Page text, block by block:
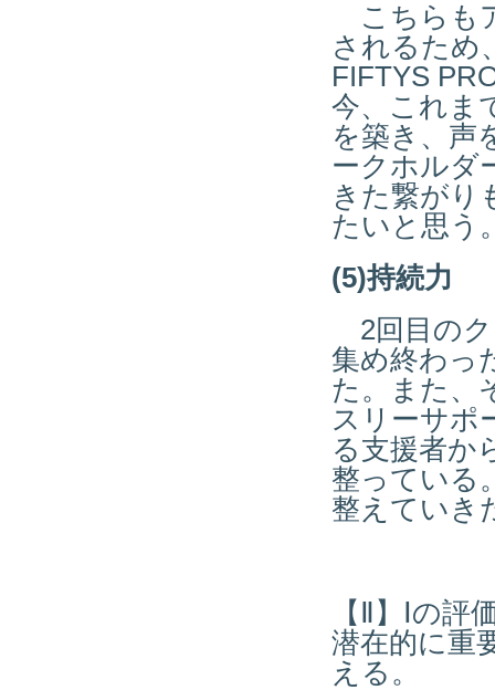
こちらも
されるため
FIFTYS
今、これま
を築き、声
ークホルダ
きた繋がり
たいと思う
(5)持続力
2回目のク
集め終わっ
た。また、
スリーサポ
る支援者か
整っている
整えていき
【Ⅱ】Ⅰの
潜在的に重
える。